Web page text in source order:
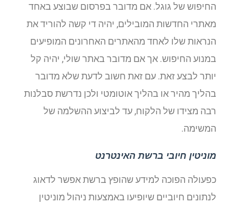
החיפוש של גוגל. אם מדובר בפרסום שבוצע באחד
מאתרי החדשות המובילים, יהיה די קשה להוריד את
הנראות שלו לאחד מהאתרים האחרונים המופיעים
במנוע החיפוש. אך אם מדובר באתר שולי, יהיה קל
יותר לבצע זאת. עם זאת חשוב לדעת שלא מדובר
בהליך מהיר או בהליך אוטומטי ולכן נדרשת סבלנות
רבה מצידו של הלקוח, עד לביצוע ההשלמה של
המשימה.
מוניטין חיובי ברשת האינטרנט
כפעולה הפוכה למידע שהופץ ברשת אפשר לדאוג
לנתונים חיוביים שיופיעו באמצעות ניהול מוניטין